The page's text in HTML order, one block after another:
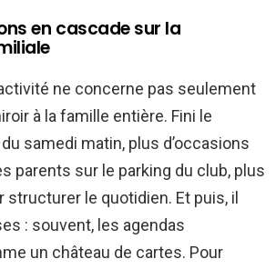
en cascade sur la
activité ne concerne pas seulement
à la famille entière. Fini le
samedi matin, plus d’occasions
parents sur le parking du club, plus
structurer le quotidien. Et puis, il
: souvent, les agendas
un château de cartes. Pour